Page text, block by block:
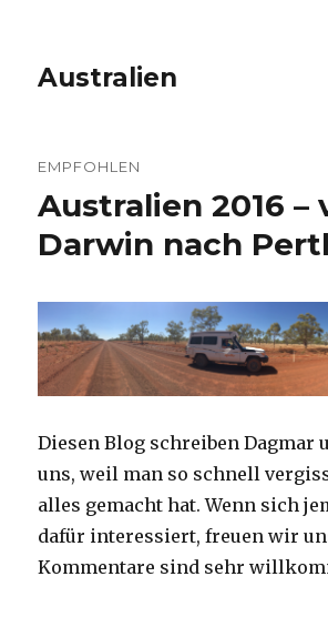
Australien
EMPFOHLEN
Australien 2016 –
Darwin nach
Diesen Blog schreiben Dagmar
uns, weil man so schnell
alles gemacht hat. Wenn sich
dafür interessiert, freuen wir
Kommentare sind sehr